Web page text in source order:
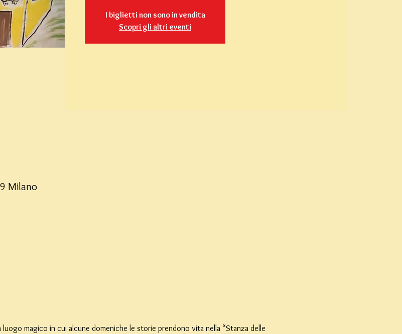
I biglietti non sono in vendita
Scopri gli altri eventi
Milano
luogo magico in cui alcune domeniche le storie prendono vita nella “Stanza delle